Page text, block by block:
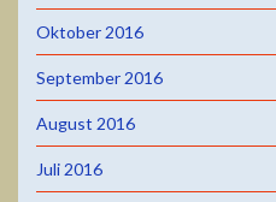
Oktober 2016
September 2016
August 2016
Juli 2016